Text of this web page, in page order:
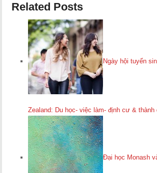
Related Posts
Ngày hội tuyển
Zealand: Du học- việc làm- định cư & thành
Đại học Monash